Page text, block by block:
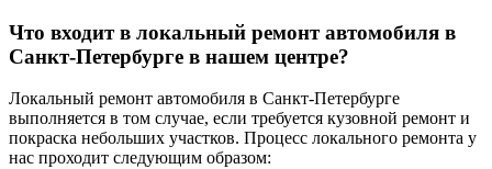
Что входит в локальный ремонт автомобиля в
Санкт-Петербурге в нашем центре?
Локальный ремонт автомобиля в Санкт-Петербурге
выполняется в том случае, если требуется кузовной ремонт и
покраска небольших участков. Процесс локального ремонта у
нас проходит следующим образом: